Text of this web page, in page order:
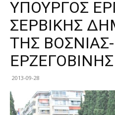
ΥΠΟΥΡΓΟΣ
ΣΕΡΒΙΚΗΣ
ΤΗΣ ΒΟΣΝΙΑΣ-
ΕΡΖΕΓΟΒΙΝΗΣ
2013-09-28